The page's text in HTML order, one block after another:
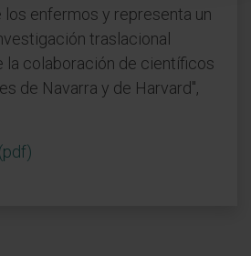
enfermos y representa un
traslacional
la colaboración de científicos
de Navarra y de Harvard",